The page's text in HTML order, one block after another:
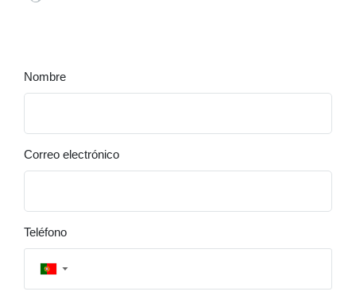
Nombre
Correo electrónico
Teléfono
▼